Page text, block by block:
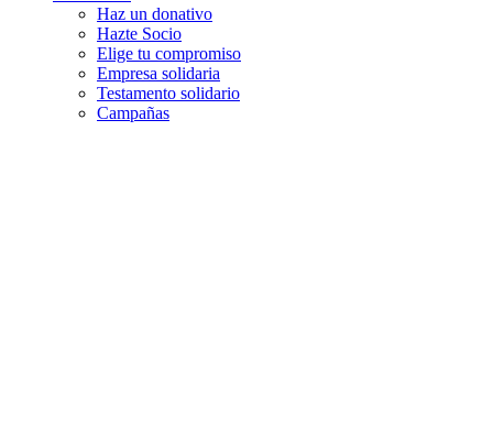
Haz un donativo
Hazte Socio
Elige tu compromiso
Empresa solidaria
Testamento solidario
Campañas